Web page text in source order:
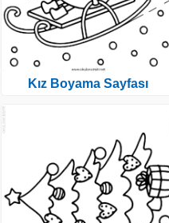
Kız Boyama Sayfası